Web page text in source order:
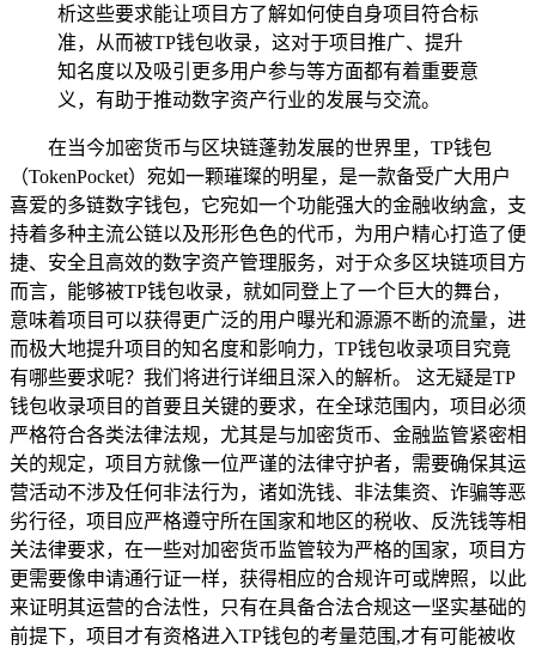
析这些要求能让项目方了解如何使自身项目符合标
准，从而被TP钱包收录，这对于项目推广、提升
知名度以及吸引更多用户参与等方面都有着重要意
义，有助于推动数字资产行业的发展与交流。
在当今加密货币与区块链蓬勃发展的世界里，TP钱包
（TokenPocket）宛如一颗璀璨的明星，是一款备受广大用户
喜爱的多链数字钱包，它宛如一个功能强大的金融收纳盒，支
持着多种主流公链以及形形色色的代币，为用户精心打造了便
捷、安全且高效的数字资产管理服务，对于众多区块链项目方
而言，能够被TP钱包收录，就如同登上了一个巨大的舞台，
意味着项目可以获得更广泛的用户曝光和源源不断的流量，进
而极大地提升项目的知名度和影响力，TP钱包收录项目究竟
有哪些要求呢？我们将进行详细且深入的解析。 这无疑是TP
钱包收录项目的首要且关键的要求，在全球范围内，项目必须
严格符合各类法律法规，尤其是与加密货币、金融监管紧密相
关的规定，项目方就像一位严谨的法律守护者，需要确保其运
营活动不涉及任何非法行为，诸如洗钱、非法集资、诈骗等恶
劣行径，项目应严格遵守所在国家和地区的税收、反洗钱等相
关法律要求，在一些对加密货币监管较为严格的国家，项目方
更需要像申请通行证一样，获得相应的合规许可或牌照，以此
来证明其运营的合法性，只有在具备合法合规这一坚实基础的
前提下，项目才有资格进入TP钱包的考量范围,才有可能被收